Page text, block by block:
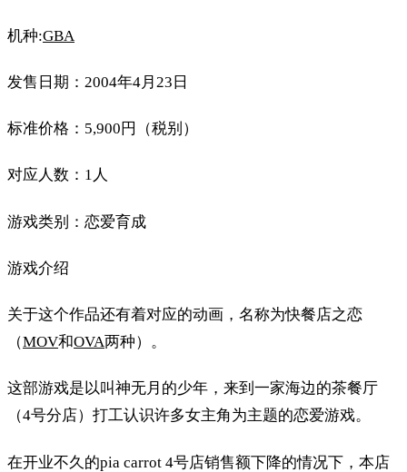
机种:GBA
发售日期：2004年4月23日
标准价格：5,900円（税别）
对应人数：1人
游戏类别：恋爱育成
游戏介绍
关于这个作品还有着对应的动画，名称为快餐店之恋
（MOV和OVA两种）。
这部游戏是以叫神无月的少年，来到一家海边的茶餐厅
（4号分店）打工认识许多女主角为主题的恋爱游戏。
在开业不久的pia carrot 4号店销售额下降的情况下，本店